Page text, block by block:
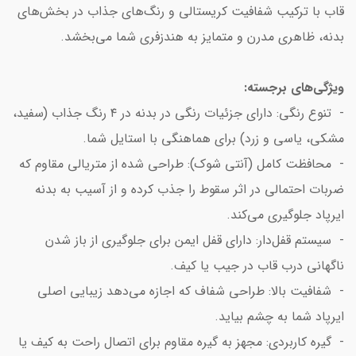
قاب با ترکیب شفافیت کریستالی و رنگ‌های جذاب در بخش‌های
بدنه، ظاهری مدرن و متمایز به هندزفری شما می‌بخشد.
ویژگی‌های برجسته:
- تنوع رنگی: دارای جزئیات رنگی در بدنه در ۴ رنگ جذاب (سفید،
مشکی، یاسی و زرد) برای هماهنگی با استایل شما.
- محافظت کامل (آنتی شوک): طراحی شده از متریالی مقاوم که
ضربات احتمالی در اثر سقوط را جذب کرده و از آسیب به بدنه
ایرپاد جلوگیری می‌کند.
- سیستم قفل‌دار: دارای قفل ایمن برای جلوگیری از باز شدن
ناگهانی درب قاب در جیب یا کیف.
- شفافیت بالا: طراحی شفاف که اجازه می‌دهد زیبایی اصلی
ایرپاد شما به چشم بیاید.
- گیره کاربردی: مجهز به گیره مقاوم برای اتصال راحت به کیف یا